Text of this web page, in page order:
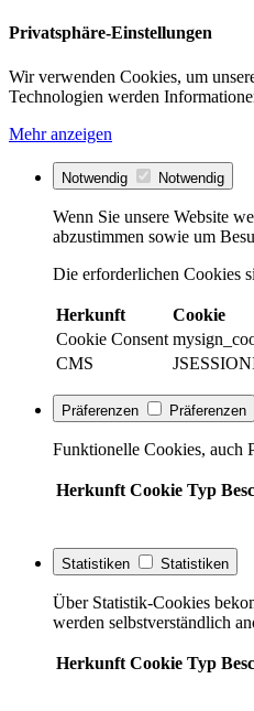
Privatsphäre-Einstellungen
Wir verwenden Cookies, um
Technologien werden
Mehr anzeigen
Notwendig Notwendig
Wenn Sie unsere Website
abzustimmen sowie um
Die erforderlichen Cookies
Herkunft Cookie
Cookie Consent
CMS
Präferenzen Präferenzen
Funktionelle Cookies, auch
Herkunft Cookie Typ
Statistiken Statistiken
Über Statistik-Cookies
werden selbstverständlich
Herkunft Cookie Typ